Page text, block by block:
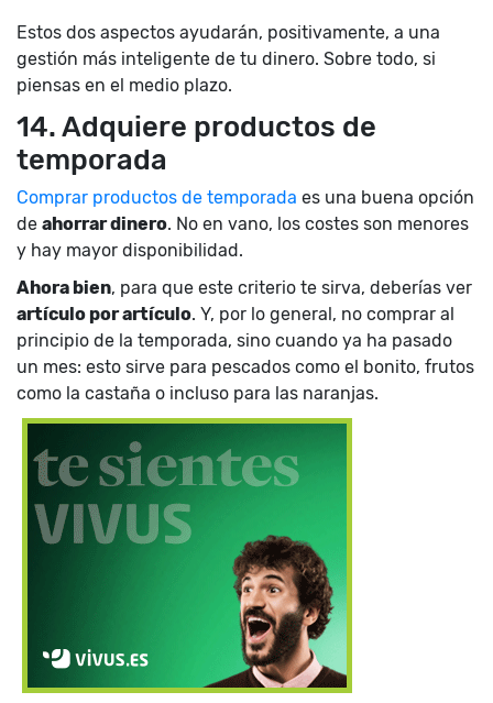
Estos dos aspectos ayudarán, positivamente, a una
gestión más inteligente de tu dinero. Sobre todo, si
piensas en el medio plazo.
14. Adquiere productos de
temporada
Comprar productos de temporada es una buena opción
de ahorrar dinero. No en vano, los costes son menores
y hay mayor disponibilidad.
Ahora bien, para que este criterio te sirva, deberías ver
artículo por artículo. Y, por lo general, no comprar al
principio de la temporada, sino cuando ya ha pasado
un mes: esto sirve para pescados como el bonito, frutos
como la castaña o incluso para las naranjas.